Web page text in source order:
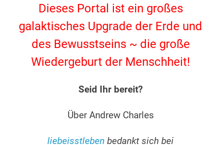
Dieses Portal ist ein großes
galaktisches Upgrade der Erde und
des Bewusstseins ~ die große
Wiedergeburt der Menschheit!
Seid Ihr bereit?
Über Andrew Charles
liebeisstleben bedankt sich bei